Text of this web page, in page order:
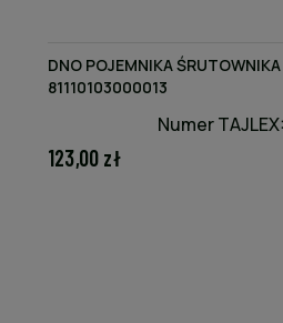
DNO POJEMNIKA
81110103000013
Numer TAJLEX:
123,00 zł